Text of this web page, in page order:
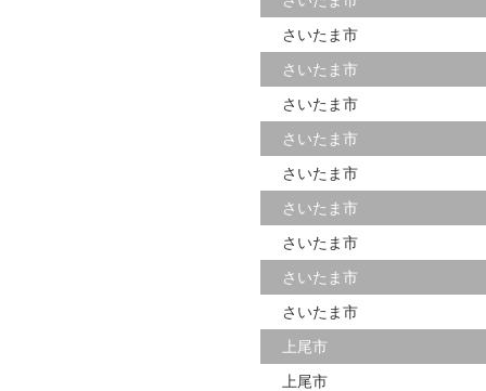
さいたま市
さいたま市
さいたま市
さいたま市
さいたま市
さいたま市
さいたま市
さいたま市
さいたま市
上尾市
上尾市